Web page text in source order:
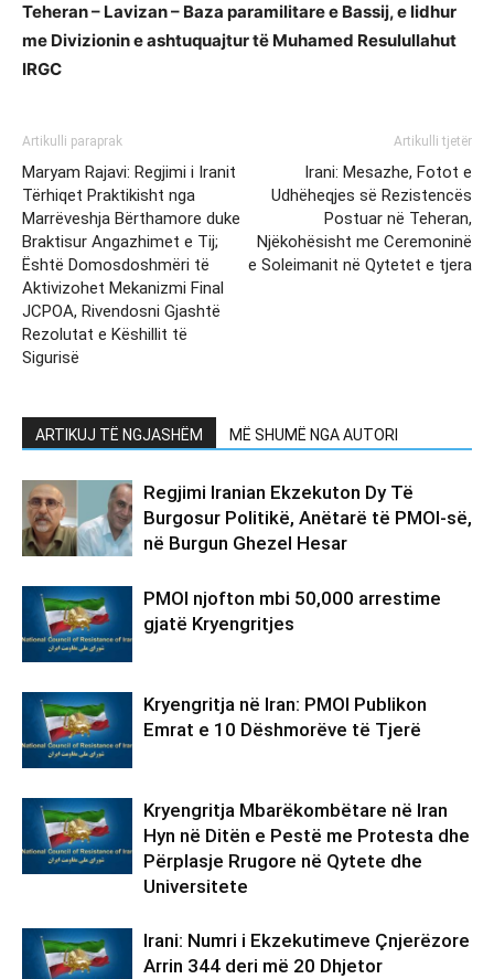
Teheran – Lavizan – Baza paramilitare e Bassij, e lidhur
me Divizionin e ashtuquajtur të Muhamed Resulullahut
IRGC
Artikulli paraprak
Maryam Rajavi: Regjimi i Iranit
Tërhiqet Praktikisht nga
Marrëveshja Bërthamore duke
Braktisur Angazhimet e Tij;
Është Domosdoshmëri të
Aktivizohet Mekanizmi Final
JCPOA, Rivendosni Gjashtë
Rezolutat e Këshillit të
Sigurisë
Artikulli tjetër
Irani: Mesazhe, Fotot e
Udhëheqjes së Rezistencës
Postuar në Teheran,
Njëkohësisht me Ceremoninë
e Soleimanit në Qytetet e tjera
ARTIKUJ TË NGJASHËM MË SHUMË NGA AUTORI
Regjimi Iranian Ekzekuton Dy Të
Burgosur Politikë, Anëtarë të PMOI-së,
në Burgun Ghezel Hesar
PMOI njofton mbi 50,000 arrestime
gjatë Kryengritjes
Kryengritja në Iran: PMOI Publikon
Emrat e 10 Dëshmorëve të Tjerë
Kryengritja Mbarëkombëtare në Iran
Hyn në Ditën e Pestë me Protesta dhe
Përplasje Rrugore në Qytete dhe
Universitete
Irani: Numri i Ekzekutimeve Çnjerëzore
Arrin 344 deri më 20 Dhjetor